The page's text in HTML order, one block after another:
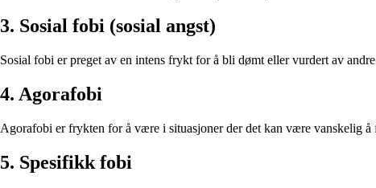
3. Sosial fobi (sosial angst)
Sosial fobi er preget av en intens frykt for å bli dømt eller vurdert av
4. Agorafobi
Agorafobi er frykten for å være i situasjoner der det kan være vanskelig
5. Spesifikk fobi